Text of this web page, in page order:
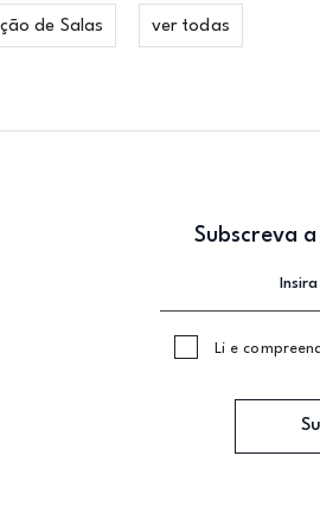
de Salas ver todas
Subscreva
Li e